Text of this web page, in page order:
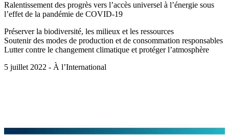
Ralentissement des progrès vers l’accès universel à l’énergie sous
l’effet de la pandémie de COVID-19
Préserver la biodiversité, les milieux et les ressources
Soutenir des modes de production et de consommation responsables
Lutter contre le changement climatique et protéger l’atmosphère
5 juillet 2022 - À l’International